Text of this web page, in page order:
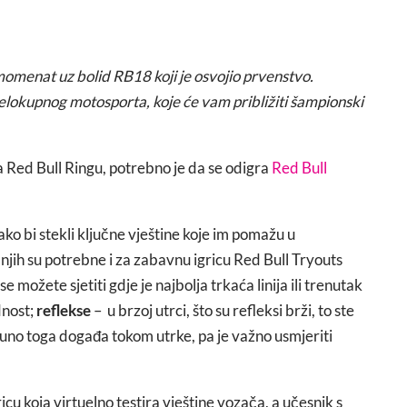
uz bolid RB18 koji je osvojio prvenstvo.
motosporta, koje će vam približiti šampionski
Bull Ringu, potrebno je da se odigra Red Bull
bi stekli ključne vještine koje im pomažu u
su potrebne i za zabavnu igricu Red Bull Tryouts
možete sjetiti gdje je najbolja trkaća linija ili trenutak
reflekse– u brzoj utrci, što su refleksi brži, to ste
toga događa tokom utrke, pa je važno usmjeriti
koja virtuelno testira vještine vozača, a učesnik s